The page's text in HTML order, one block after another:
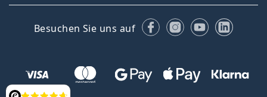
Besuchen Sie uns auf FacebookInstagram
YouTube